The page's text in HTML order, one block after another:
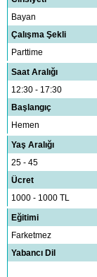
Bayan
Çalışma Şekli
Parttime
Saat Aralığı
12:30 - 17:30
Başlangıç
Hemen
Yaş Aralığı
25 - 45
Ücret
1000 - 1000 TL
Eğitimi
Farketmez
Yabancı Dil